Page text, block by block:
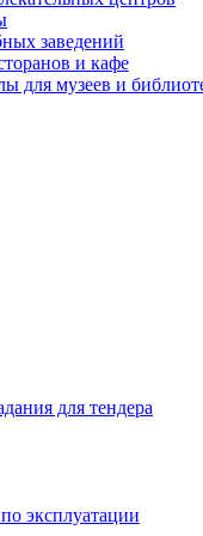
заведений
и кафе
для музеев и
для тендера
эксплуатации